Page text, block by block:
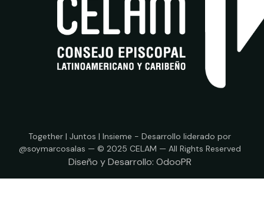
Together | Juntos | Insieme - Desarrollo liderado por
@soymarcosalas — © 2025 CELAM — All Rights Reserved
Diseño y Desarrollo: OdooPR